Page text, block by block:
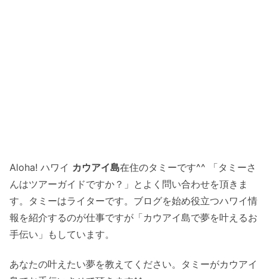
Aloha! ハワイ カウアイ島在住のタミーです^^ 「タミーさ
んはツアーガイドですか？」とよく問い合わせを頂きま
す。タミーはライターです。ブログを始め役立つハワイ情
報を紹介するのが仕事ですが「カウアイ島で夢を叶えるお
手伝い」もしています。
あなたの叶えたい夢を教えてください。タミーがカウアイ